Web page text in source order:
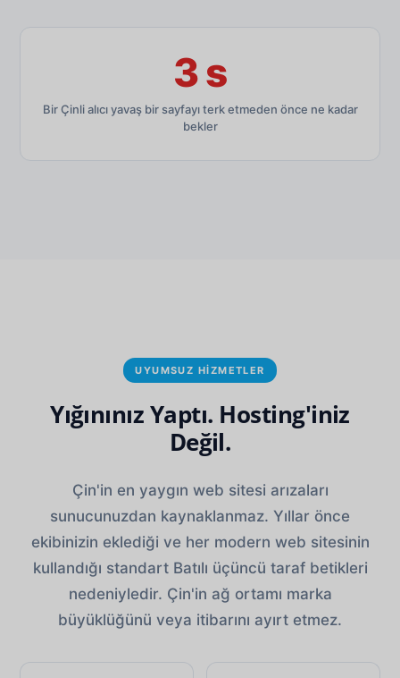
3 s
Bir Çinli alıcı yavaş bir sayfayı terk etmeden önce ne kadar
bekler
UYUMSUZ HIZMETLER
Yığınınız Yaptı. Hosting'iniz
Değil.
Çin'in en yaygın web sitesi arızaları
sunucunuzdan kaynaklanmaz. Yıllar önce
ekibinizin eklediği ve her modern web sitesinin
kullandığı standart Batılı üçüncü taraf betikleri
nedeniyledir. Çin'in ağ ortamı marka
büyüklüğünü veya itibarını ayırt etmez.